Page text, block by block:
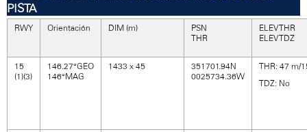
PISTA
RWY Orientación DIM (m)
PSN
THR
ELEV THR
ELEV TDZ
15
(1)(3)
146.27°GEO
146°MAG
1433 x 45
351701.94N
0025734.36W
THR: 47 m/
TDZ: No